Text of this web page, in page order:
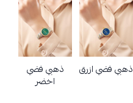
ذهبي فضي ازرق ذهبي فضي
اخضر